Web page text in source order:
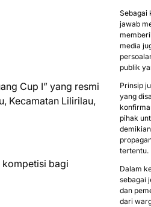
Cup I” yang resmi
Kecamatan Lilirilau,
kompetisi bagi
Sebagai
jawab
media
publik
Prinsip
yang
pihak
tertentu.
Dalam
sebagai
dan
dari